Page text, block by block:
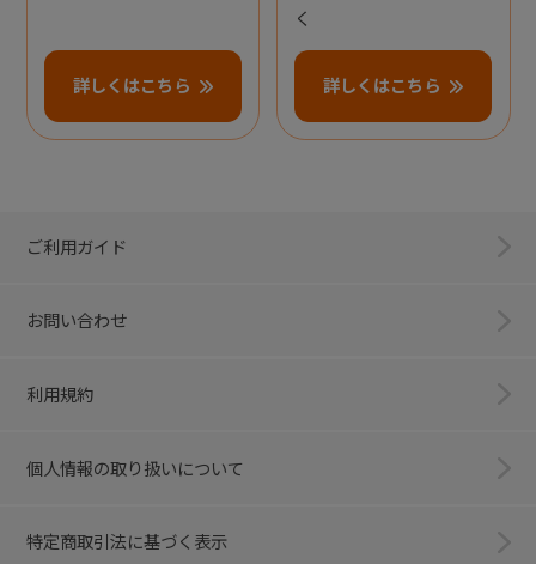
詳しくはこちら
く
詳しくはこちら
ご利用ガイド
お問い合わせ
利用規約
個人情報の取り扱いについて
特定商取引法に基づく表示